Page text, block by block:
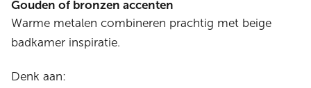
Gouden of bronzen accenten
Warme metalen combineren prachtig met beige
badkamer inspiratie.
Denk aan: